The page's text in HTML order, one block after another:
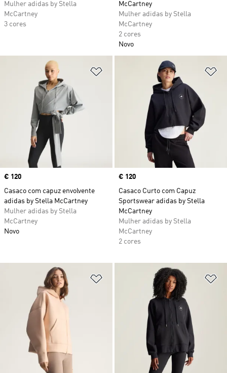
Mulher adidas by Stella
McCartney
3 cores
McCartney
Mulher adidas by Stella
McCartney
2 cores
Novo
Adicionar à Lista de Desejos
Price
€ 120
Casaco com capuz envolvente
adidas by Stella McCartney
Mulher adidas by Stella
McCartney
Novo
Price
€ 120
Casaco Curto com Capuz
Sportswear adidas by Stella
McCartney
Mulher adidas by Stella
McCartney
2 cores
Adicionar à Lista de Desejos